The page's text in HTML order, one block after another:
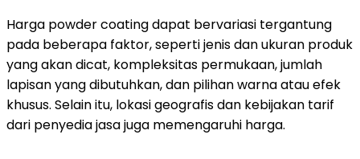
Harga powder coating dapat bervariasi tergantung
pada beberapa faktor, seperti jenis dan ukuran produk
yang akan dicat, kompleksitas permukaan, jumlah
lapisan yang dibutuhkan, dan pilihan warna atau efek
khusus. Selain itu, lokasi geografis dan kebijakan tarif
dari penyedia jasa juga memengaruhi harga.